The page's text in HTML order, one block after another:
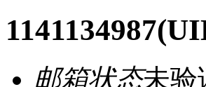
1141134987
邮箱状态未验